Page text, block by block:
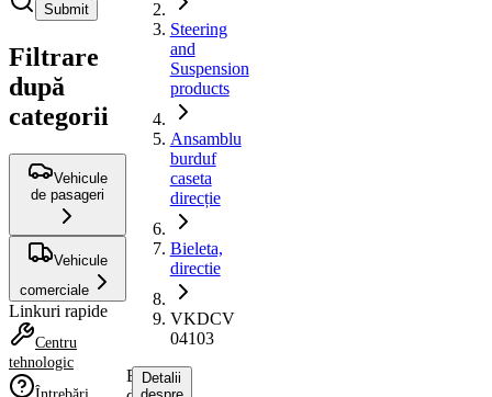
Submit
Filtrare
după
categorii
Vehicule
de pasageri
Vehicule
comerciale
Linkuri rapide
Centru
tehnologic
Steering
and
Suspension
products
Ansamblu
burduf
caseta
direcție
Bieleta,
directie
VKDCV
04103
Bieleta,
Detalii